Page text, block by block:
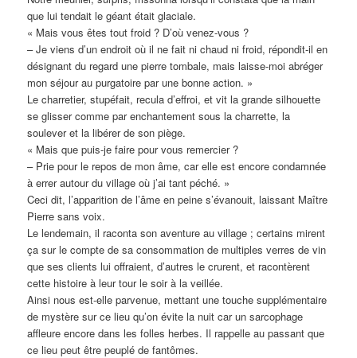
que lui tendait le géant était glaciale.
« Mais vous êtes tout froid ? D’où venez-vous ?
– Je viens d’un endroit où il ne fait ni chaud ni froid, répondit-il en
désignant du regard une pierre tombale, mais laisse-moi abréger
mon séjour au purgatoire par une bonne action. »
Le charretier, stupéfait, recula d’effroi, et vit la grande silhouette
se glisser comme par enchantement sous la charrette, la
soulever et la libérer de son piège.
« Mais que puis-je faire pour vous remercier ?
– Prie pour le repos de mon âme, car elle est encore condamnée
à errer autour du village où j’ai tant péché. »
Ceci dit, l’apparition de l’âme en peine s’évanouit, laissant Maître
Pierre sans voix.
Le lendemain, il raconta son aventure au village ; certains mirent
ça sur le compte de sa consommation de multiples verres de vin
que ses clients lui offraient, d’autres le crurent, et racontèrent
cette histoire à leur tour le soir à la veillée.
Ainsi nous est-elle parvenue, mettant une touche supplémentaire
de mystère sur ce lieu qu’on évite la nuit car un sarcophage
affleure encore dans les folles herbes. Il rappelle au passant que
ce lieu peut être peuplé de fantômes.